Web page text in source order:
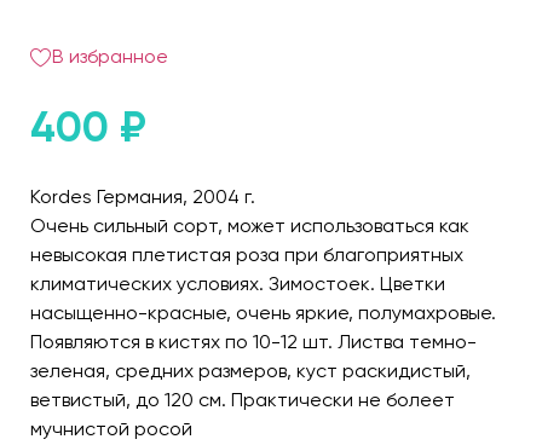
В избранное
400 ₽
Kordes Германия, 2004 г.
Очень сильный сорт, может использоваться как
невысокая плетистая роза при благоприятных
климатических условиях. Зимостоек. Цветки
насыщенно-красные, очень яркие, полумахровые.
Появляются в кистях по 10-12 шт. Листва темно-
зеленая, средних размеров, куст раскидистый,
ветвистый, до 120 см. Практически не болеет
мучнистой росой